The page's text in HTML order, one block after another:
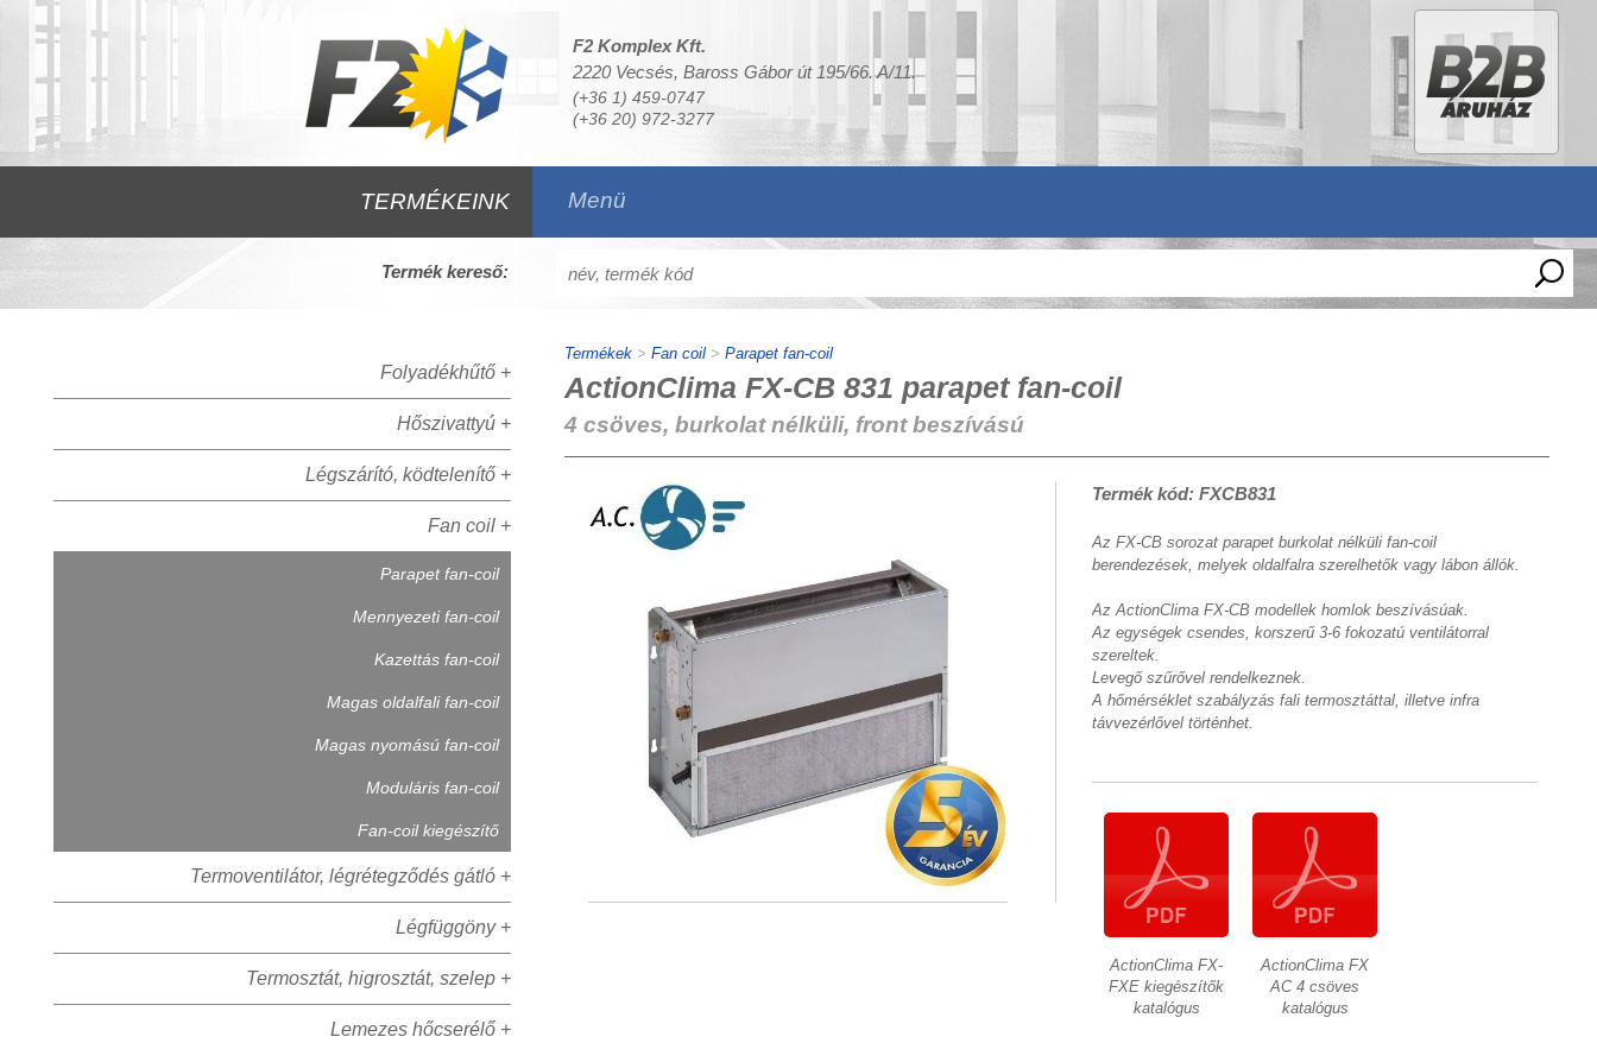
F2 Komplex Kft.
2220 Vecsés, Baross Gábor út 195/66. A/11.
(+36 1) 459-0747
(+36 20) 972-3277
TERMÉKEINK Menü
Termék kereső:
Folyadékhűtő +
Hőszivattyú +
Légszárító, ködtelenítő +
Fan coil +
Parapet fan-coil
Mennyezeti fan-coil
Kazettás fan-coil
Magas oldalfali fan-coil
Magas nyomású fan-coil
Moduláris fan-coil
Fan-coil kiegészítő
Termoventilátor, légrétegződés gátló +
Légfüggöny +
Termosztát, higrosztát, szelep +
Lemezes hőcserélő +
Termékek> Fan coil> Parapet fan-coil
ActionClima FX-CB 831 parapet fan-coil
4 csöves, burkolat nélküli, front beszívású
Termék kód: FXCB831
Az FX-CB sorozat parapet burkolat nélküli fan-coil
berendezések, melyek oldalfalra szerelhetők vagy lábon állók.
Az ActionClima FX-CB modellek homlok beszívásúak.
Az egységek csendes, korszerű 3-6 fokozatú ventilátorral
szereltek.
Levegő szűrővel rendelkeznek.
A hőmérséklet szabályzás fali termosztáttal, illetve infra
távvezérlővel történhet.
ActionClima FX-
FXE kiegészítők
katalógus
ActionClima FX
AC 4 csöves
katalógus